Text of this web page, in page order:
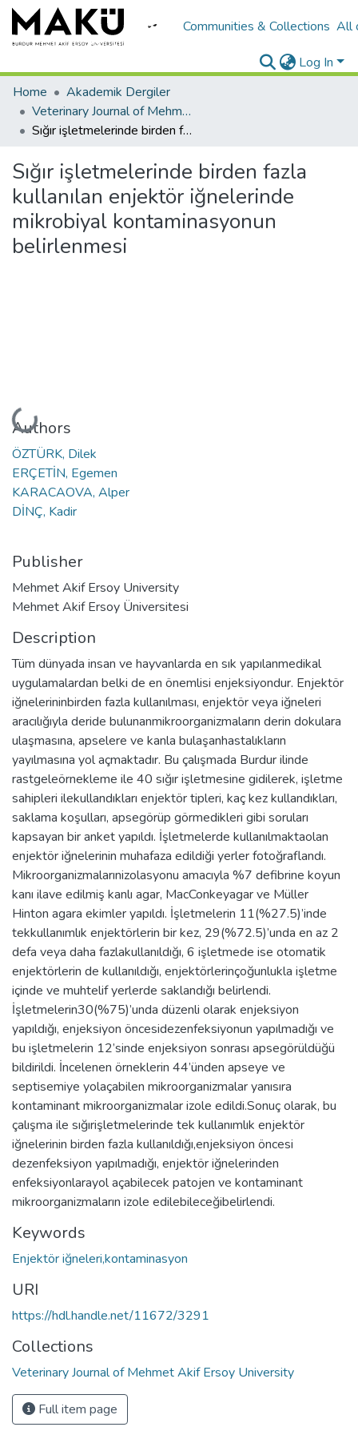
Communities & Collections All
Log In
Home
Akademik Dergiler
Veterinary Journal of Mehmet Akif Ersoy University
Sığır işletmelerinde birden fazla kullanılan enjektör iğnelerinde mikrobiyal kontaminasyonun belirlenmesi
Sığır işletmelerinde birden fazla
kullanılan enjektör iğnelerinde
mikrobiyal kontaminasyonun
belirlenmesi
Loading...
Authors
ÖZTÜRK, Dilek
ERÇETİN, Egemen
KARACAOVA, Alper
DİNÇ, Kadir
Publisher
Mehmet Akif Ersoy University
Mehmet Akif Ersoy Üniversitesi
Description
Tüm dünyada insan ve hayvanlarda en sık yapılanmedikal
uygulamalardan belki de en önemlisi enjeksiyondur. Enjektör
iğnelerininbirden fazla kullanılması, enjektör veya iğneleri
aracılığıyla deride bulunanmikroorganizmaların derin dokulara
ulaşmasına, apselere ve kanla bulaşanhastalıkların
yayılmasına yol açmaktadır. Bu çalışmada Burdur ilinde
rastgeleörnekleme ile 40 sığır işletmesine gidilerek, işletme
sahipleri ilekullandıkları enjektör tipleri, kaç kez kullandıkları,
saklama koşulları, apsegörüp görmedikleri gibi soruları
kapsayan bir anket yapıldı. İşletmelerde kullanılmaktaolan
enjektör iğnelerinin muhafaza edildiği yerler fotoğraflandı.
Mikroorganizmalarınizolasyonu amacıyla %7 defibrine koyun
kanı ilave edilmiş kanlı agar, MacConkeyagar ve Müller
Hinton agara ekimler yapıldı. İşletmelerin 11(%27.5)’inde
tekkullanımlık enjektörlerin bir kez, 29(%72.5)’unda en az 2
defa veya daha fazlakullanıldığı, 6 işletmede ise otomatik
enjektörlerin de kullanıldığı, enjektörlerinçoğunlukla işletme
içinde ve muhtelif yerlerde saklandığı belirlendi.
İşletmelerin30(%75)’unda düzenli olarak enjeksiyon
yapıldığı, enjeksiyon öncesidezenfeksiyonun yapılmadığı ve
bu işletmelerin 12’sinde enjeksiyon sonrası apsegörüldüğü
bildirildi. İncelenen örneklerin 44’ünden apseye ve
septisemiye yolaçabilen mikroorganizmalar yanısıra
kontaminant mikroorganizmalar izole edildi.Sonuç olarak, bu
çalışma ile sığırişletmelerinde tek kullanımlık enjektör
iğnelerinin birden fazla kullanıldığı,enjeksiyon öncesi
dezenfeksiyon yapılmadığı, enjektör iğnelerinden
enfeksiyonlarayol açabilecek patojen ve kontaminant
mikroorganizmaların izole edilebileceğibelirlendi.
Keywords
Enjektör iğneleri,kontaminasyon
URI
https://hdl.handle.net/11672/3291
Collections
Veterinary Journal of Mehmet Akif Ersoy University
Full item page